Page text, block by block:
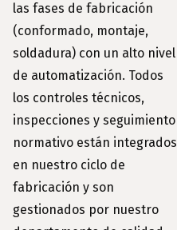
las fases de fabricación
(conformado, montaje,
soldadura) con un alto nivel
de automatización. Todos
los controles técnicos,
inspecciones y seguimiento
normativo están integrados
en nuestro ciclo de
fabricación y son
gestionados por nuestro